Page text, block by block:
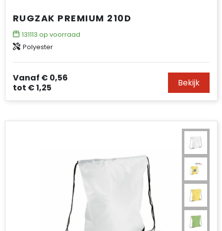
RUGZAK PREMIUM 210D
131113 op voorraad
Polyester
Vanaf € 0,56
tot € 1,25 Bekijk